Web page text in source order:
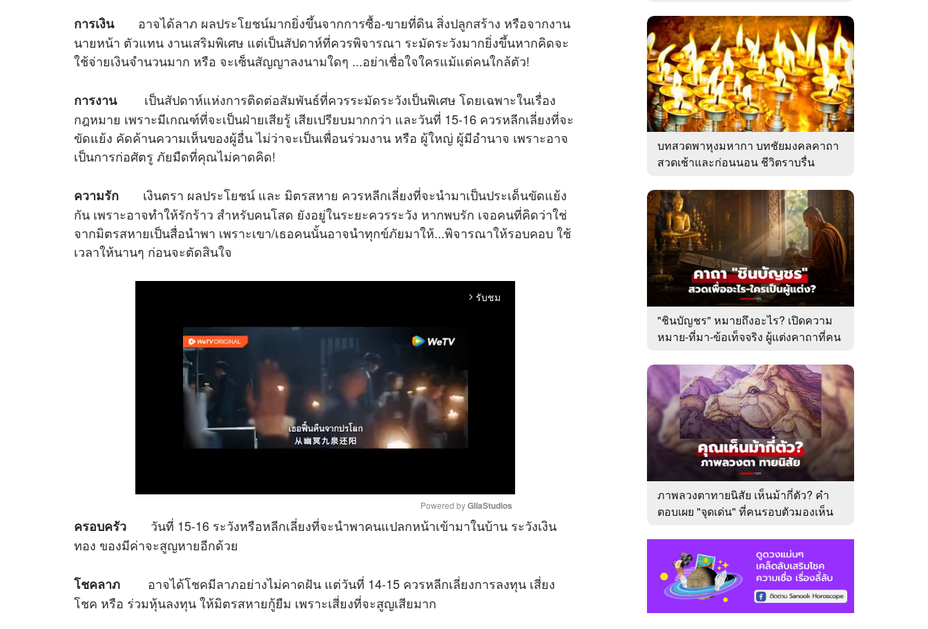
การเงินอาจได้ลาภ ผลประโยชน์มากยิ่งขึ้นจากการซื้อ-ขายที่ดิน สิ่งปลูกสร้าง หรือจากงาน
นายหน้า ตัวแทน งานเสริมพิเศษ แต่เป็นสัปดาห์ที่ควรพิจารณา ระมัดระวังมากยิ่งขึ้นหากคิดจะ
ใช้จ่ายเงินจำนวนมาก หรือ จะเซ็นสัญญาลงนามใดๆ ...อย่าเชื่อใจใครแม้แต่คนใกล้ตัว!
การงานเป็นสัปดาห์แห่งการติดต่อสัมพันธ์ที่ควรระมัดระวังเป็นพิเศษ โดยเฉพาะในเรื่อง
กฎหมาย เพราะมีเกณฑ์ที่จะเป็นฝ่ายเสียรู้ เสียเปรียบมากกว่า และวันที่ 15-16 ควรหลีกเลี่ยงที่จะ
ขัดแย้ง คัดค้านความเห็นของผู้อื่น ไม่ว่าจะเป็นเพื่อนร่วมงาน หรือ ผู้ใหญ่ ผู้มีอำนาจ เพราะอาจ
เป็นการก่อศัตรู ภัยมืดที่คุณไม่คาดคิด!
ความรัก เงินตรา ผลประโยชน์ และ มิตรสหาย ควรหลีกเลี่ยงที่จะนำมาเป็นประเด็นขัดแย้ง
กัน เพราะอาจทำให้รักร้าว สำหรับคนโสด ยังอยู่ในระยะควรระวัง หากพบรัก เจอคนที่คิดว่าใช่
จากมิตรสหายเป็นสื่อนำพา เพราะเขา/เธอคนนั้นอาจนำทุกข์ภัยมาให้...พิจารณาให้รอบคอบ ใช้
เวลาให้นานๆ ก่อนจะตัดสินใจ
arrow_forward_ios รับชม
t
Powered by GliaStudios
ครอบครัว วันที่ 15-16 ระวังหรือหลีกเลี่ยงที่จะนำพาคนแปลกหน้าเข้ามาในบ้าน ระวังเงิน
ทอง ของมีค่าจะสูญหายอีกด้วย
โชคลาภ อาจได้โชคมีลาภอย่างไม่คาดฝัน แต่วันที่ 14-15 ควรหลีกเลี่ยงการลงทุน เสี่ยง
โชค หรือ ร่วมหุ้นลงทุน ให้มิตรสหายกู้ยืม เพราะเสี่ยงที่จะสูญเสียมาก
บทสวดพาหุงมหากา บทชัยมงคลคาถา
สวดเช้าและก่อนนอน ชีวิตราบรื่น
"ชินบัญชร" หมายถึงอะไร? เปิดความ
หมาย-ที่มา-ข้อเท็จจริง ผู้แต่งคาถาที่คน
ภาพลวงตาทายนิสัย เห็นม้ากี่ตัว? คำ
ตอบเผย "จุดเด่น" ที่คนรอบตัวมองเห็น